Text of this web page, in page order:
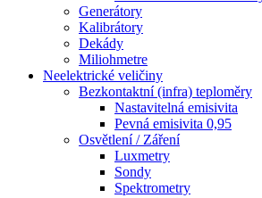
Generátory
Kalibrátory
Dekády
Miliohmetre
Neelektrické veličiny
Bezkontaktní (infra) teploměry
Nastavitelná emisivita
Pevná emisivita 0,95
Osvětlení / Záření
Luxmetry
Sondy
Spektrometry